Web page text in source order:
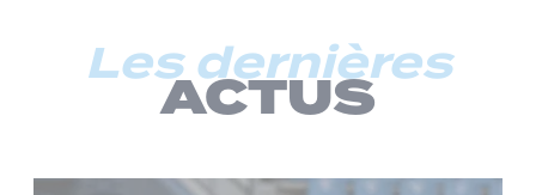
Les dernières
ACTUS